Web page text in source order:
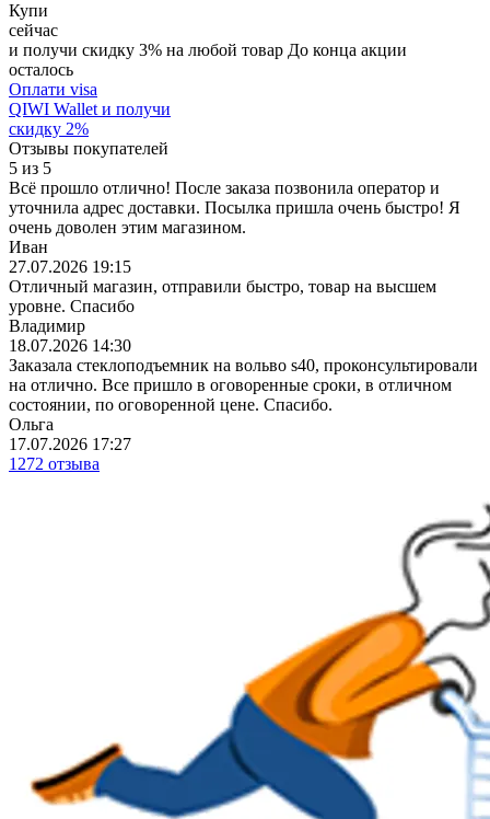
Купи
сейчас
и получи скидку 3% на любой товар До конца акции
осталось
Оплати visa
QIWI Wallet и получи
скидку 2%
Отзывы покупателей
5 из 5
Всё прошло отлично! После заказа позвонила оператор и
уточнила адрес доставки. Посылка пришла очень быстро! Я
очень доволен этим магазином.
Иван
27.07.2026 19:15
Отличный магазин, отправили быстро, товар на высшем
уровне. Спасибо
Владимир
18.07.2026 14:30
Заказала стеклоподъемник на вольво s40, проконсультировали
на отлично. Все пришло в оговоренные сроки, в отличном
состоянии, по оговоренной цене. Спасибо.
Ольга
17.07.2026 17:27
1272 отзыва